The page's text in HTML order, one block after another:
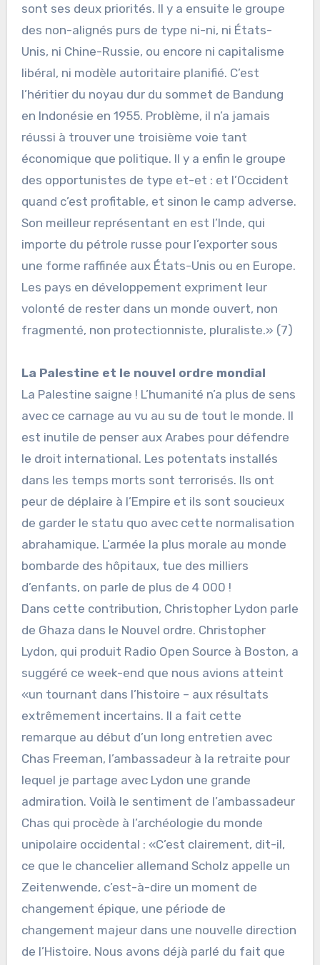
sont ses deux priorités. Il y a ensuite le groupe
des non-alignés purs de type ni-ni, ni États-
Unis, ni Chine-Russie, ou encore ni capitalisme
libéral, ni modèle autoritaire planifié. C’est
l’héritier du noyau dur du sommet de Bandung
en Indonésie en 1955. Problème, il n’a jamais
réussi à trouver une troisième voie tant
économique que politique. Il y a enfin le groupe
des opportunistes de type et-et : et l’Occident
quand c’est profitable, et sinon le camp adverse.
Son meilleur représentant en est l’Inde, qui
importe du pétrole russe pour l’exporter sous
une forme raffinée aux États-Unis ou en Europe.
Les pays en développement expriment leur
volonté de rester dans un monde ouvert, non
fragmenté, non protectionniste, pluraliste.» (7)
La Palestine et le nouvel ordre mondial
La Palestine saigne ! L’humanité n’a plus de sens
avec ce carnage au vu au su de tout le monde. Il
est inutile de penser aux Arabes pour défendre
le droit international. Les potentats installés
dans les temps morts sont terrorisés. Ils ont
peur de déplaire à l’Empire et ils sont soucieux
de garder le statu quo avec cette normalisation
abrahamique. L’armée la plus morale au monde
bombarde des hôpitaux, tue des milliers
d’enfants, on parle de plus de 4 000 !
Dans cette contribution, Christopher Lydon parle
de Ghaza dans le Nouvel ordre. Christopher
Lydon, qui produit Radio Open Source à Boston, a
suggéré ce week-end que nous avions atteint
«un tournant dans l’histoire – aux résultats
extrêmement incertains. Il a fait cette
remarque au début d’un long entretien avec
Chas Freeman, l’ambassadeur à la retraite pour
lequel je partage avec Lydon une grande
admiration. Voilà le sentiment de l’ambassadeur
Chas qui procède à l’archéologie du monde
unipolaire occidental : «C’est clairement, dit-il,
ce que le chancelier allemand Scholz appelle un
Zeitenwende, c’est-à-dire un moment de
changement épique, une période de
changement majeur dans une nouvelle direction
de l’Histoire. Nous avons déjà parlé du fait que